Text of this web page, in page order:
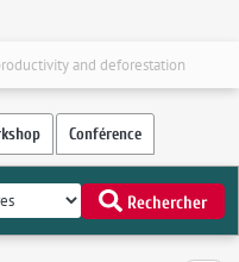
and deforestation
Conférence
Rechercher